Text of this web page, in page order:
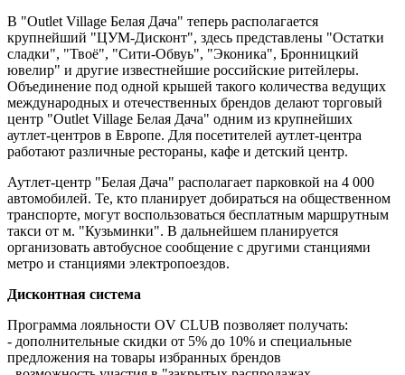
В "Outlet Village Белая Дача" теперь располагается
крупнейший "ЦУМ-Дисконт", здесь представлены "Остатки
сладки", "Твоё", "Сити-Обвуь", "Эконика", Бронницкий
ювелир" и другие известнейшие российские ритейлеры.
Объединение под одной крышей такого количества ведущих
международных и отечественных брендов делают торговый
центр "Outlet Village Белая Дача" одним из крупнейших
аутлет-центров в Европе. Для посетителей аутлет-центра
работают различные рестораны, кафе и детский центр.
Аутлет-центр "Белая Дача" располагает парковкой на 4 000
автомобилей. Те, кто планирует добираться на общественном
транспорте, могут воспользоваться бесплатным маршрутным
такси от м. "Кузьминки". В дальнейшем планируется
организовать автобусное сообщение с другими станциями
метро и станциями электропоездов.
Дисконтная система
Программа лояльности OV CLUB позволяет получать:
- дополнительные скидки от 5% до 10% и специальные
предложения на товары избранных брендов